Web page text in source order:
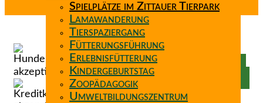
Spielplätze im Zittauer Tierpark
Lamawanderung
Tierspaziergang
Fütterungsführung
Erlebnisfütterung
Kindergeburtstag
Zoopädagogik
Umweltbildungszentrum